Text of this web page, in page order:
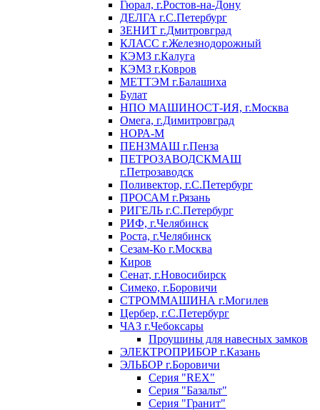
Гюрал, г.Ростов-на-Дону
ДЕЛГА г.С.Петербург
ЗЕНИТ г.Дмитровград
КЛАСС г.Железнодорожный
КЭМЗ г.Калуга
КЭМЗ г.Ковров
МЕТТЭМ г.Балашиха
Булат
НПО МАШИНОСТ-ИЯ, г.Москва
Омега, г.Димитровград
НОРА-М
ПЕНЗМАШ г.Пенза
ПЕТРОЗАВОДСКМАШ
г.Петрозаводск
Поливектор, г.С.Петербург
ПРОСАМ г.Рязань
РИГЕЛЬ г.С.Петербург
РИФ, г.Челябинск
Роста, г.Челябинск
Сезам-Ко г.Москва
Киров
Сенат, г.Новосибирск
Симеко, г.Боровичи
СТРОММАШИНА г.Могилев
Цербер, г.С.Петербург
ЧАЗ г.Чебоксары
Проушины для навесных замков
ЭЛЕКТРОПРИБОР г.Казань
ЭЛЬБОР г.Боровичи
Серия "REX"
Серия "Базальт"
Серия "Гранит"